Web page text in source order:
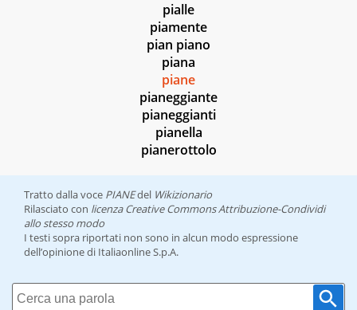
pialle
piamente
pian piano
piana
piane
pianeggiante
pianeggianti
pianella
pianerottolo
Tratto dalla voce PIANEdel Wikizionario
Rilasciato con licenza Creative Commons Attribuzione-Condividi
allo stesso modo
I testi sopra riportati non sono in alcun modo espressione
dell’opinione di Italiaonline S.p.A.